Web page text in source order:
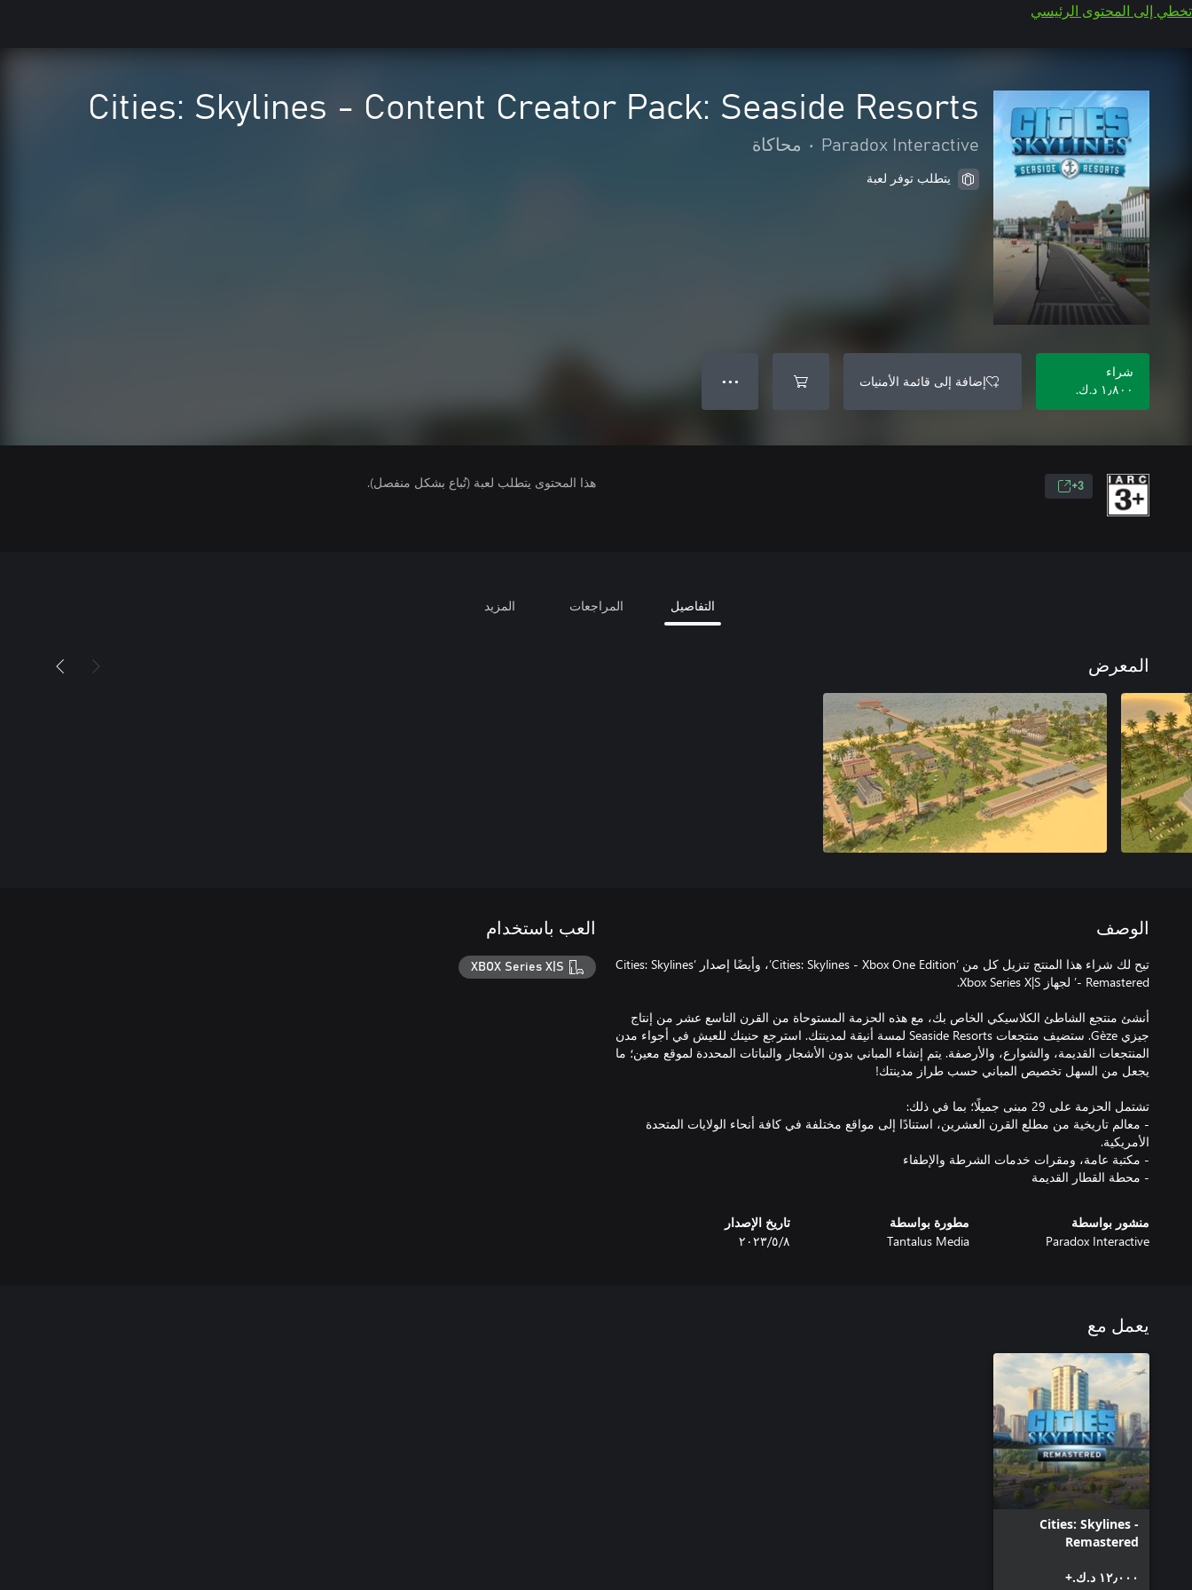
تخطي إلى المحتوى الرئيسي
Cities: Skylines - Content Creator Pack: Seaside Resorts
Paradox Interactive
• محاكاة
يتطلب توفر لعبة
شراء
١٫٨٠٠ د.ك.‏
إضافة إلى قائمة الأمنيات ● ● ●
3+ هذا المحتوى يتطلب لعبة (تُباع بشكل منفصل).
التفاصيل المراجعات المزيد
المعرض
الوصف
تيح لك شراء هذا المنتج تنزيل كل من ‘Cities: Skylines - Xbox One Edition’، وأيضًا إصدار ‘Cities: Skylines
أنشئ منتجع الشاطئ الكلاسيكي الخاص بك، مع هذه الحزمة المستوحاة من القرن التاسع عشر من إنتاج
جيزي Gèze. ستضيف منتجعات Seaside Resorts لمسة أنيقة لمدينتك. استرجع حنينك للعيش في أجواء مدن
المنتجعات القديمة، والشوارع، والأرصفة. يتم إنشاء المباني بدون الأشجار والنباتات المحددة لموقع معين؛ ما
- معالم تاريخية من مطلع القرن العشرين، استنادًا إلى مواقع مختلفة في كافة أنحاء الولايات المتحدة
- محطة القطار القديمة
منشور بواسطة
Paradox Interactive
مطورة بواسطة
Tantalus Media
تاريخ الإصدار
٨‏/٥‏/٢٠٢٣
العب باستخدام
XBOX Series X|S
يعمل مع
Cities: Skylines -
Remastered
١٢٫٠٠٠ د.ك.‏+